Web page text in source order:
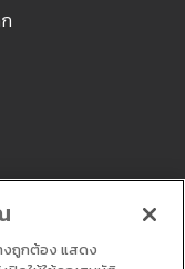
งถูกต้อง แสดง